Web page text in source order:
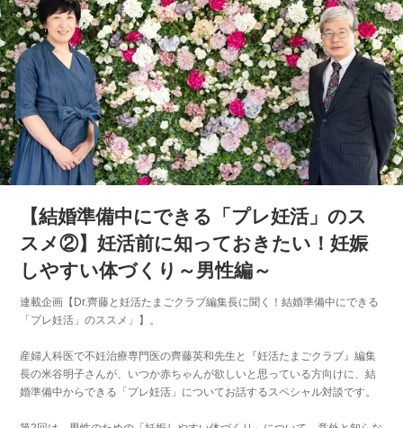
【結婚準備中にできる「プレ妊活」のス
スメ②】妊活前に知っておきたい！妊娠
しやすい体づくり～男性編～
連載企画【Dr.齊藤と妊活たまごクラブ編集長に聞く！結婚準備中にできる
「プレ妊活」のススメ」】。
産婦人科医で不妊治療専門医の齊藤英和先生と『妊活たまごクラブ』編集
長の米谷明子さんが、いつか赤ちゃんが欲しいと思っている方向けに、結
婚準備中からできる「プレ妊活」についてお話するスペシャル対談です。